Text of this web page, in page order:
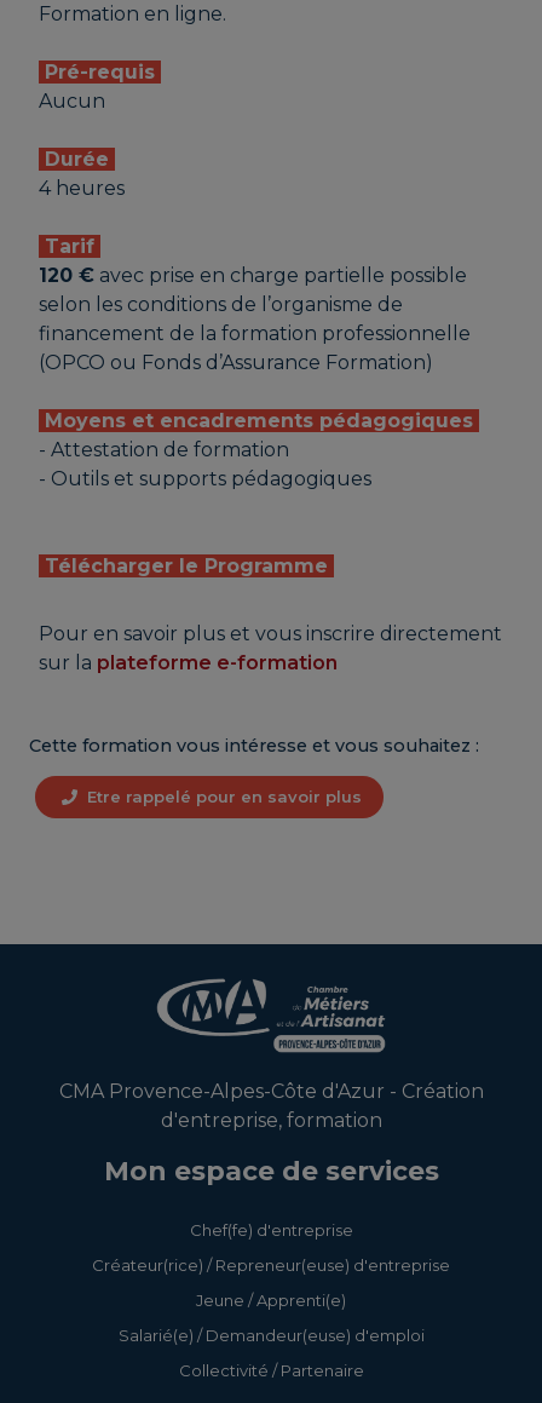
Formation en ligne.
Pré-requis
Aucun
Durée
4 heures
Tarif
120 € avec prise en charge partielle possible
selon les conditions de l’organisme de
financement de la formation professionnelle
(OPCO ou Fonds d’Assurance Formation)
Moyens et encadrements pédagogiques
- Attestation de formation
- Outils et supports pédagogiques
Télécharger le Programme
Pour en savoir plus et vous inscrire directement
sur la plateforme e-formation
Cette formation vous intéresse et vous souhaitez :
Etre rappelé pour en savoir plus
CMA Provence-Alpes-Côte d'Azur - Création
d'entreprise, formation
Mon espace de services
Chef(fe) d'entreprise
Créateur(rice) / Repreneur(euse) d'entreprise
Jeune / Apprenti(e)
Salarié(e) / Demandeur(euse) d'emploi
Collectivité / Partenaire